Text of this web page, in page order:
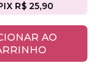
R$ 25,90
AO